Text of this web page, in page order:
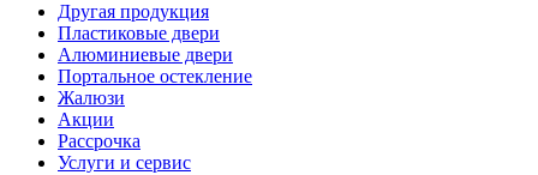
Другая продукция
Пластиковые двери
Алюминиевые двери
Портальное остекление
Жалюзи
Акции
Рассрочка
Услуги и сервис